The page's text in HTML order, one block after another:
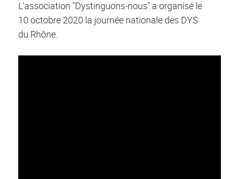
L'association "Dystinguons-nous" a organisé le
10 octobre 2020 la journée nationale des DYS
du Rhône.